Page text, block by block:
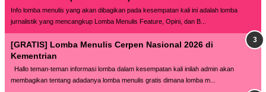
Info lomba menulis yang akan dibagikan pada kesempatan kali ini adalah lomba
jurnalistik yang mencangkup Lomba Menulis Feature, Opini, dan B...
[GRATIS] Lomba Menulis Cerpen Nasional 2026 di
Kementrian
Hallo teman-teman informasi lomba dalam kesempatan kali inilah admin akan
membagikan tentang adadanya lomba menulis gratis dimana lomba m...